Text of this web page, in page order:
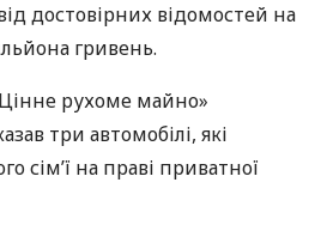
достовірних відомостей на
гривень.
рухоме майно»
три автомобілі, які
сім’ї на праві приватної